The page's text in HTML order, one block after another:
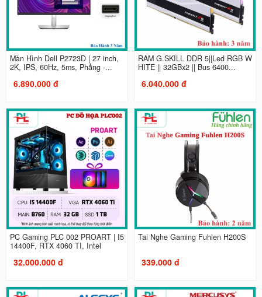
Màn Hình Dell P2723D | 27 inch,
2K, IPS, 60Hz, 5ms, Phẳng -...
6.890.000 đ
RAM G.SKILL DDR 5||Led RGB W
HITE || 32GBx2 || Bus 6400...
6.040.000 đ
PC Gaming PLC 002 PROART | I5
14400F, RTX 4060 TI, Intel
32.000.000 đ
Tai Nghe Gaming Fuhlen H200S
339.000 đ